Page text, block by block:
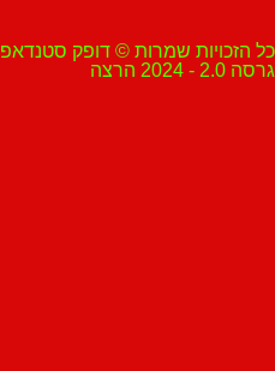
שמרות © דופק סטנדאפ ובידור 2014-2024.